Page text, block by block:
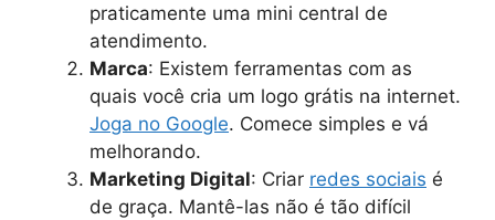
praticamente uma mini central de
atendimento.
Marca: Existem ferramentas com as
quais você cria um logo grátis na internet.
Joga no Google. Comece simples e vá
melhorando.
Marketing Digital: Criar redes sociais é
de graça. Mantê-las não é tão difícil